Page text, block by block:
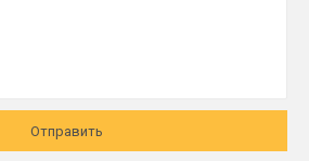
Отправить